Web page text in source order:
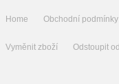
Home Obchodní podmínky
Vyměnit zboží Odstoupit